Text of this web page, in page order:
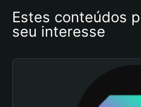
Estes conteúdos
seu interesse